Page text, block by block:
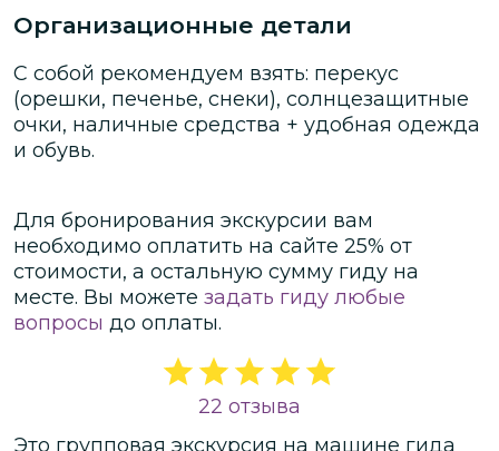
Организационные детали
С собой рекомендуем взять: перекус
(орешки, печенье, снеки), солнцезащитные
очки, наличные средства + удобная одежда
и обувь.
Для бронирования экскурсии вам
необходимо оплатить на сайте 25% от
стоимости, а остальную сумму гиду на
месте. Вы можете задать гиду любые
вопросы до оплаты.
22 отзыва
Это групповая экскурсия на машине гида